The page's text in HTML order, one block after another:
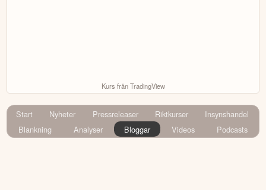
Kurs från TradingView
Start Nyheter Pressreleaser Riktkurser
Insynshandel
Blankning
Analyser Bloggar Videos Podcasts